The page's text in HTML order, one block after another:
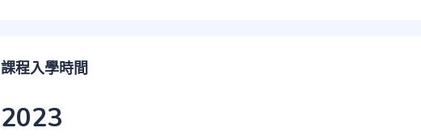
課程入學時間
2023